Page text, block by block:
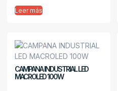
Leer más
CAMPANA INDUSTRIAL LED
MACROLED 100W